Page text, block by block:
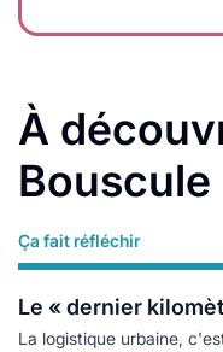
À
Bouscule
Ça fait réfléchir
Le « dernier
La logistique urbaine,
Lire plus